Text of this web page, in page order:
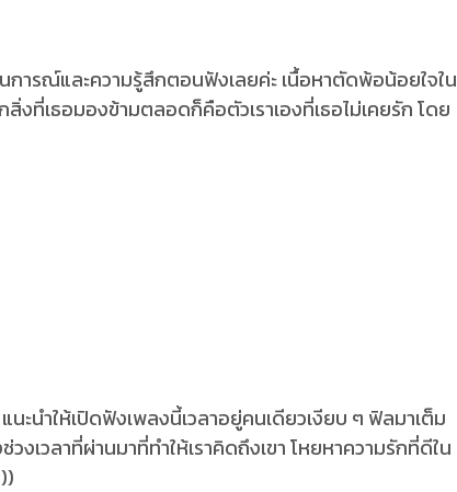
การณ์และความรู้สึกตอนฟังเลยค่ะ เนื้อหาตัดพ้อน้อยใจใน
งที่เธอมองข้ามตลอดก็คือตัวเราเองที่เธอไม่เคยรัก โดย
นำให้เปิดฟังเพลงนี้เวลาอยู่คนเดียวเงียบ ๆ ฟิลมาเต็ม
เวลาที่ผ่านมาที่ทำให้เราคิดถึงเขา โหยหาความรักที่ดีใน